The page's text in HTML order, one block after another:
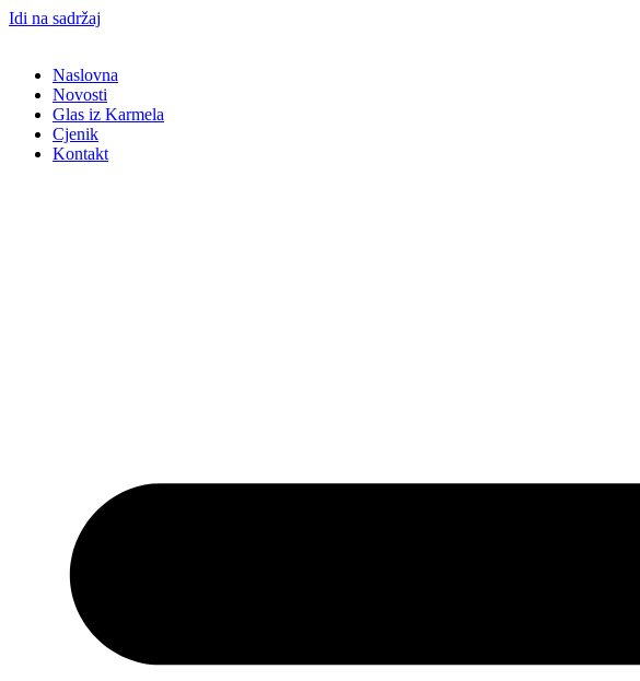
Idi na sadržaj
Naslovna
Novosti
Glas iz Karmela
Cjenik
Kontakt